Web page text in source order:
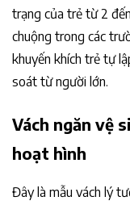
trạng của trẻ từ 2
chuộng trong các
khuyến khích trẻ tự
soát từ người lớn.
Vách ngăn vệ
hoạt hình
Đây là mẫu vách lý